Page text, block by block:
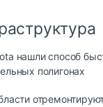
нашли способ
полигонах